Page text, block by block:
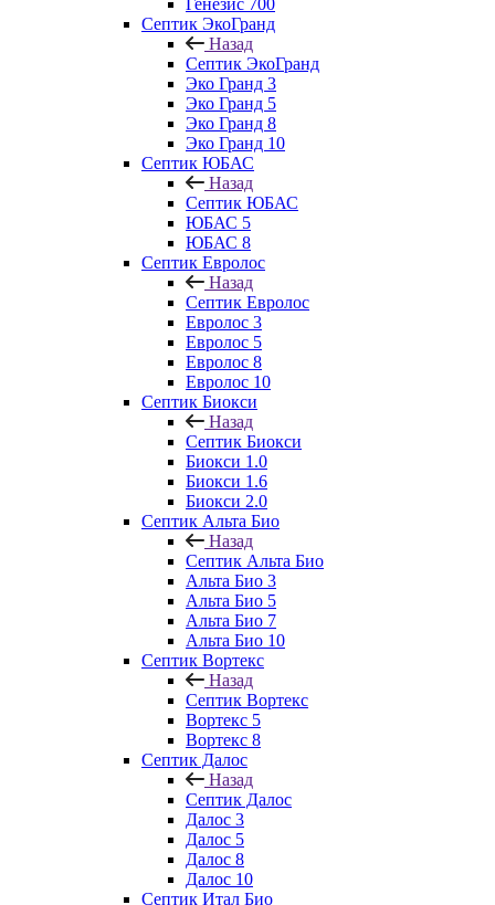
Генезис 700
Септик ЭкоГранд
Назад
Септик ЭкоГранд
Эко Гранд 3
Эко Гранд 5
Эко Гранд 8
Эко Гранд 10
Септик ЮБАС
Назад
Септик ЮБАС
ЮБАС 5
ЮБАС 8
Септик Евролос
Назад
Септик Евролос
Евролос 3
Евролос 5
Евролос 8
Евролос 10
Септик Биокси
Назад
Септик Биокси
Биокси 1.0
Биокси 1.6
Биокси 2.0
Септик Альта Био
Назад
Септик Альта Био
Альта Био 3
Альта Био 5
Альта Био 7
Альта Био 10
Септик Вортекс
Назад
Септик Вортекс
Вортекс 5
Вортекс 8
Септик Далос
Назад
Септик Далос
Далос 3
Далос 5
Далос 8
Далос 10
Септик Итал Био